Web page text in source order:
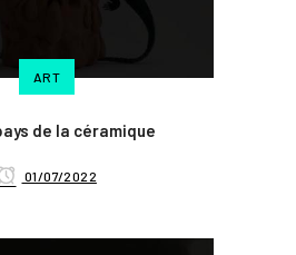
ART
de la céramique
01/07/2022